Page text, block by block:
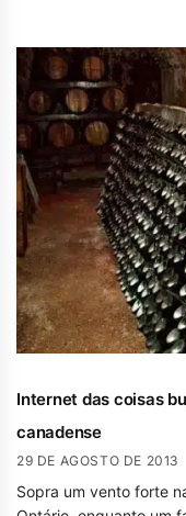
Internet das coisas
canadense
29 DE AGOSTO DE 2013
Sopra um vento forte